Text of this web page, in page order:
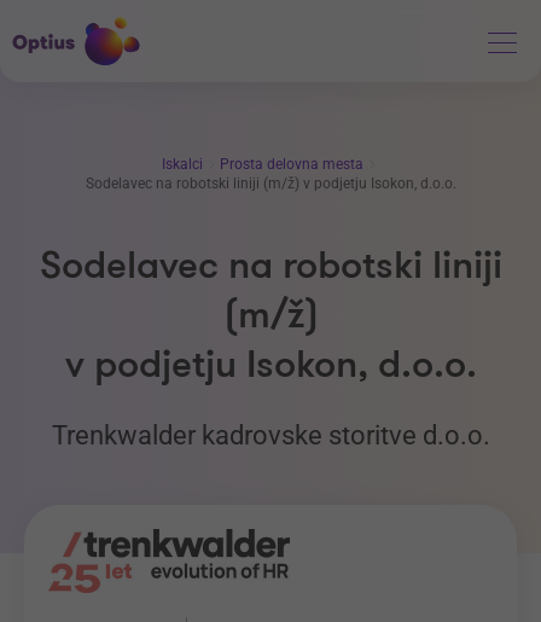
Iskalci
Prosta delovna mesta
Sodelavec na robotski liniji (m/ž) v podjetju Isokon, d.o.o.
Sodelavec na robotski liniji
(m/ž)
v podjetju Isokon, d.o.o.
Trenkwalder kadrovske storitve d.o.o.